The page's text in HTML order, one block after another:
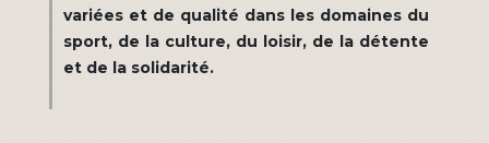
variées et de qualité dans les domaines du
sport, de la culture, du loisir, de la détente
et de la solidarité.